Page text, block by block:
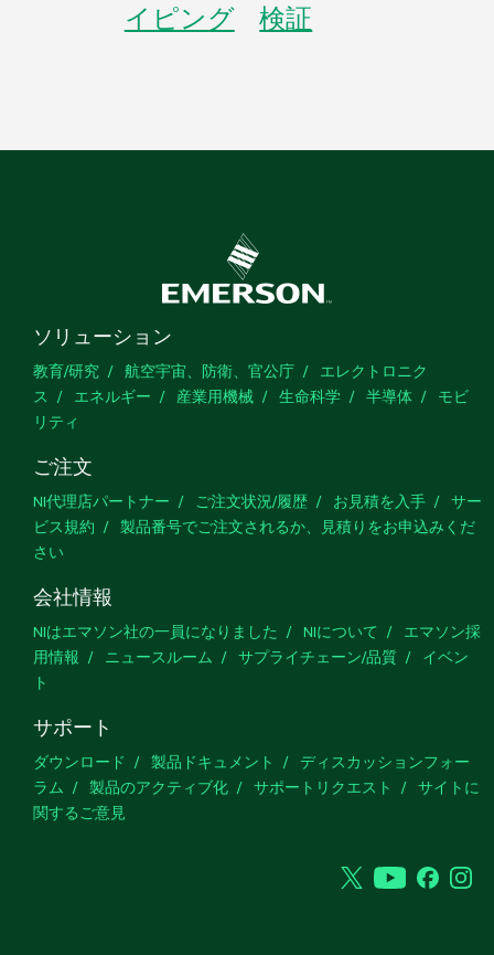
イピング
検証
ソリューション
教育/研究 航空宇宙、防衛、官公庁
エレクトロニク
ス
エネルギー 産業用機械 生命科学 半導体
モビ
リティ
ご注文
NI代理店パートナー ご注文状況/履歴 お見積を入手
サー
ビス規約
製品番号でご注文されるか、見積りをお申込みくだ
さい
会社情報
NIはエマソン社の一員になりました NIについて
エマソン採
用情報
ニュースルーム サプライチェーン/品質
イベン
ト
サポート
ダウンロード 製品ドキュメント
ディスカッションフォー
ラム
製品のアクティブ化 サポートリクエスト
サイトに
関するご意見
TwitterYouTube